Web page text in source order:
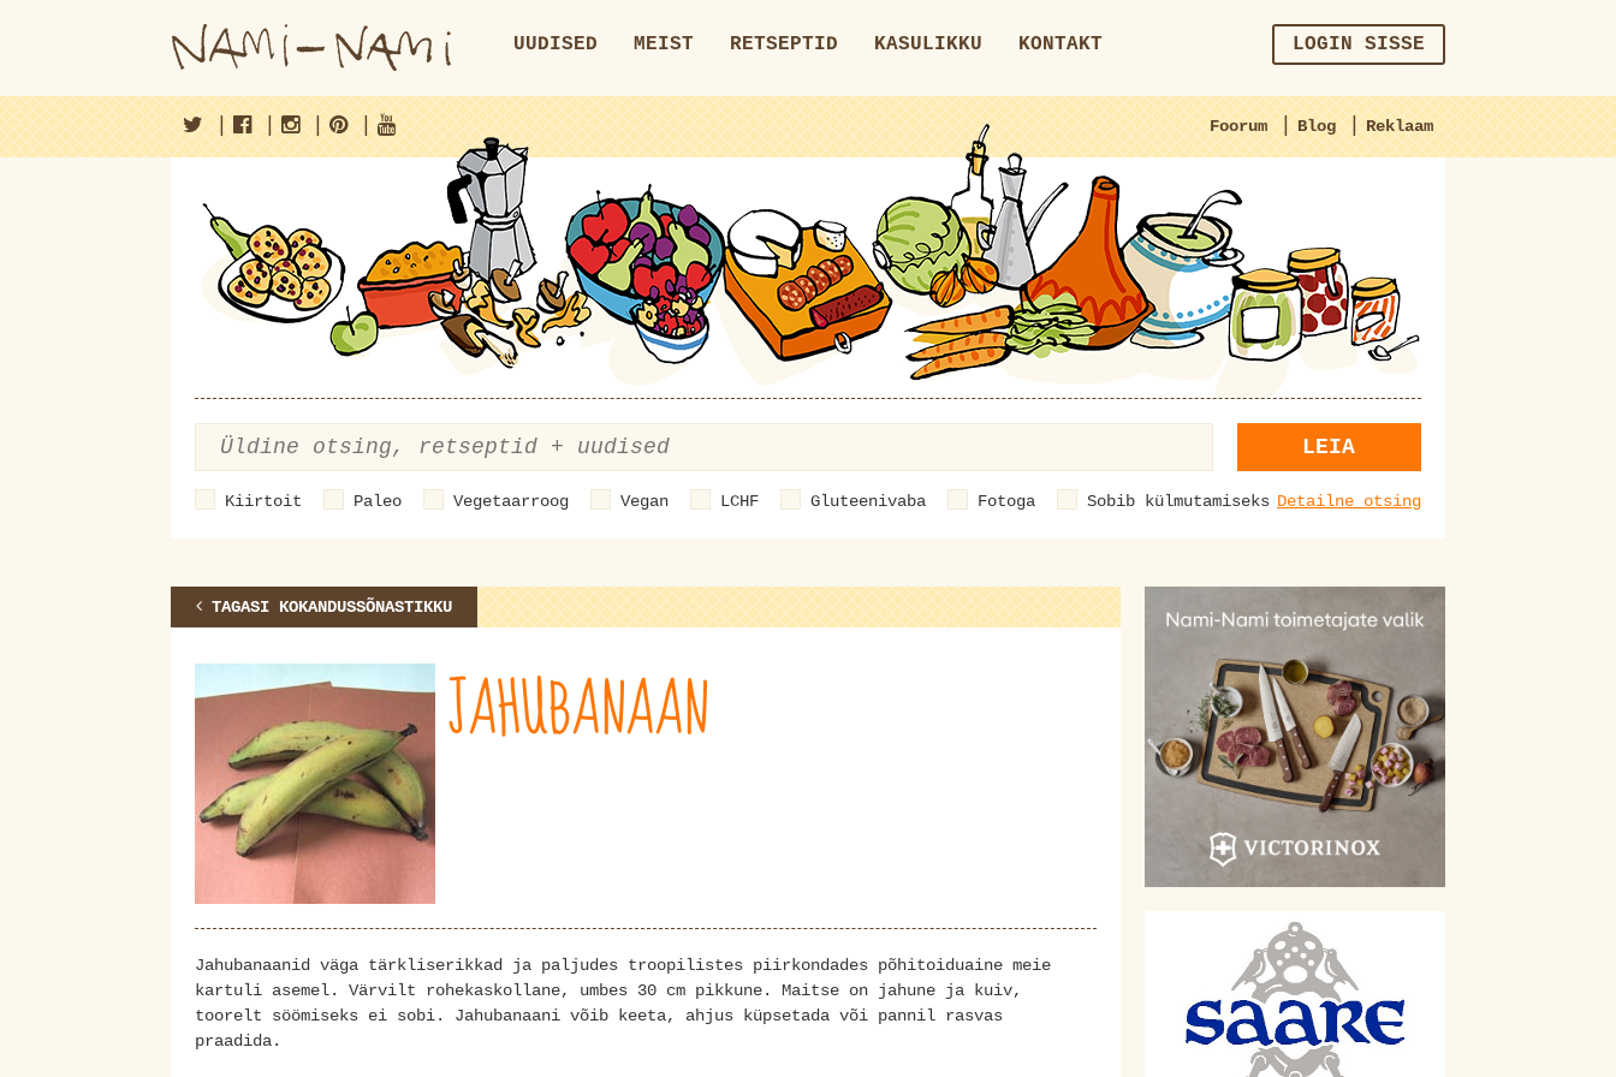
UUDISED MEIST RETSEPTID KASULIKKU KONTAKT LOGIN SISSE
Foorum | Blog | Reklaam
| | | |
LEIA
Kiirtoit Paleo Vegetaarroog Vegan LCHF Gluteenivaba Fotoga Sobib külmutamiseks Detailne otsing
TAGASI KOKANDUSSÕNASTIKKU
JAHUBANAAN
Jahubanaanid väga tärkliserikkad ja paljudes troopilistes piirkondades põhitoiduaine meie
kartuli asemel. Värvilt rohekaskollane, umbes 30 cm pikkune. Maitse on jahune ja kuiv,
toorelt söömiseks ei sobi. Jahubanaani võib keeta, ahjus küpsetada või pannil rasvas
praadida.